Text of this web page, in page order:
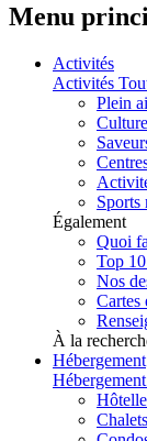
Menu
Activités
Activités
Plein
Sports
Également
Quoi
Top
Nos
Cartes
À la
Hébergement
Hébergement
Chalets